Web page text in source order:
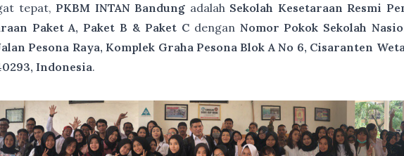
tepat, PKBM INTAN Bandung adalah Sekolah Kesetaraan Resmi
Paket A, Paket B & Paket Cdengan Nomor Pokok Sekolah
Pesona Raya, Komplek Graha Pesona Blok A No 6, Cisaranten
Indonesia.